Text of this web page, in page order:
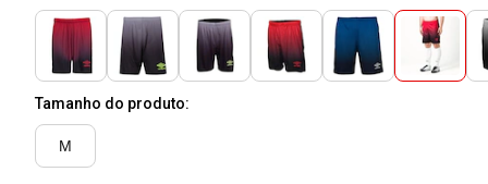
Tamanho do produto:
M